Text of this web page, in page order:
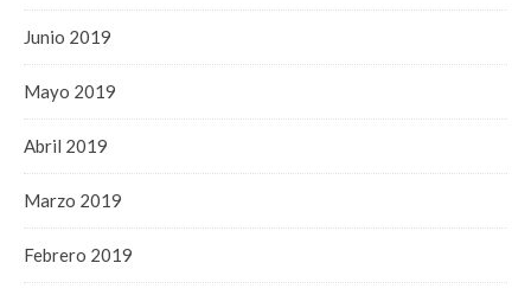
Junio 2019
Mayo 2019
Abril 2019
Marzo 2019
Febrero 2019